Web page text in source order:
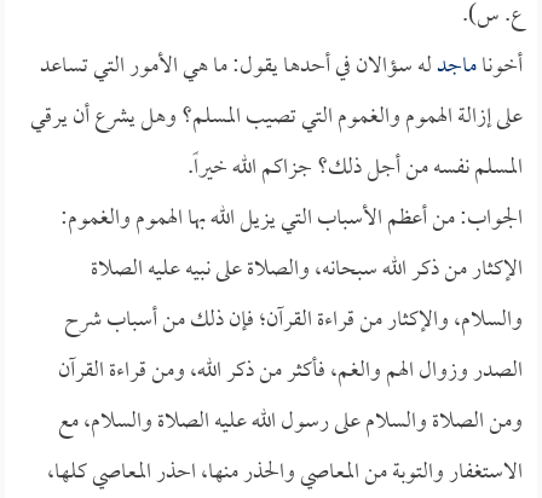
ع. س).
أخوناماجدله سؤالان في أحدها يقول: ما هي الأمور التي تساعد
على إزالة الهموم والغموم التي تصيب المسلم؟ وهل يشرع أن يرقي
المسلم نفسه من أجل ذلك؟ جزاكم الله خيراً.
الجواب: من أعظم الأسباب التي يزيل الله بها الهموم والغموم:
الإكثار من ذكر الله سبحانه، والصلاة على نبيه عليه الصلاة
والسلام، والإكثار من قراءة القرآن؛ فإن ذلك من أسباب شرح
الصدر وزوال الهم والغم، فأكثر من ذكر الله، ومن قراءة القرآن
ومن الصلاة والسلام على رسول الله عليه الصلاة والسلام، مع
الاستغفار والتوبة من المعاصي والحذر منها، احذر المعاصي كلها،